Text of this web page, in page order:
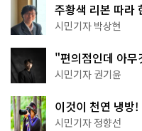
주황색 리본 따라
서울둘레길 15코스
시민기자 박상현
"편의점인데 아무
한 편의점의 정체
시민기자 권기윤
이것이 천연 냉방
나볼까
시민기자 정향선